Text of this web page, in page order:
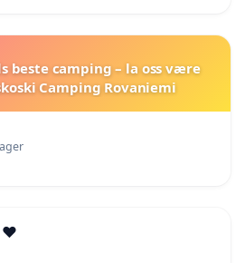
beste camping – la oss være
Camping Rovaniemi
❤️